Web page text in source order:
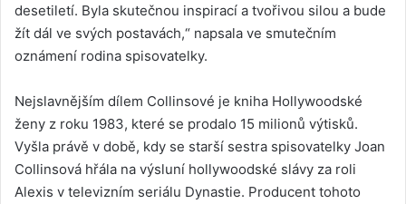
desetiletí. Byla skutečnou inspirací a tvořivou silou a bude
žít dál ve svých postavách,“ napsala ve smutečním
oznámení rodina spisovatelky.
Nejslavnějším dílem Collinsové je kniha Hollywoodské
ženy z roku 1983, které se prodalo 15 milionů výtisků.
Vyšla právě v době, kdy se starší sestra spisovatelky Joan
Collinsová hřála na výsluní hollywoodské slávy za roli
Alexis v televizním seriálu Dynastie. Producent tohoto